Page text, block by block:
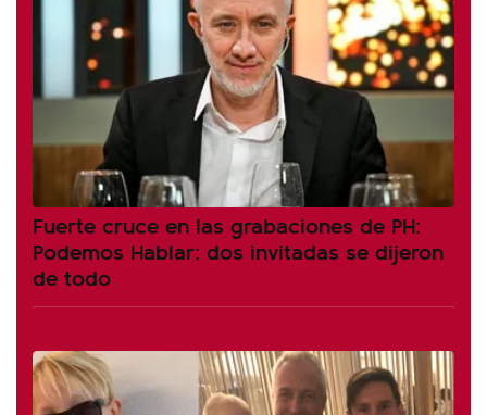
Fuerte cruce en las grabaciones de PH:
Podemos Hablar: dos invitadas se dijeron
de todo